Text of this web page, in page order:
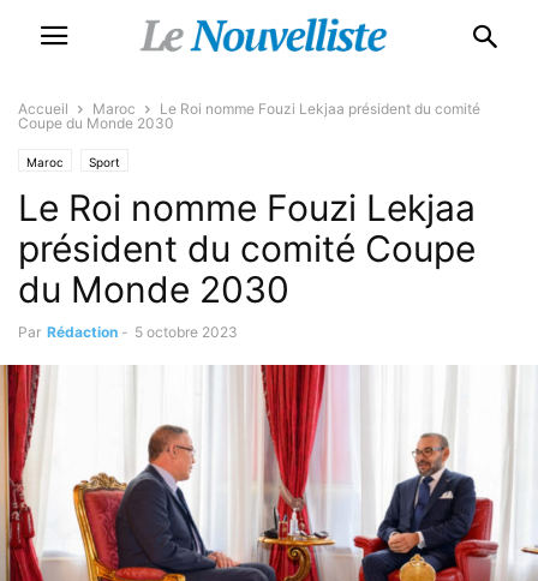
Accueil Maroc
Le Roi nomme Fouzi Lekjaa président du comité
Coupe du Monde 2030
Maroc Sport
Le Roi nomme Fouzi Lekjaa
président du comité Coupe
du Monde 2030
Par Rédaction - 5 octobre 2023